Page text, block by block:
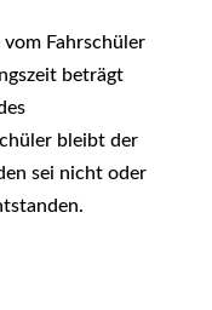
Fahrschüler
beträgt
bleibt der
sei nicht oder